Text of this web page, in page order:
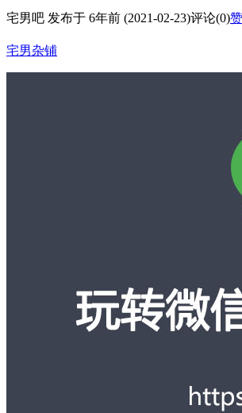
宅男吧 发布于 6年前 (2021-02-23)评论(0)
宅男杂铺